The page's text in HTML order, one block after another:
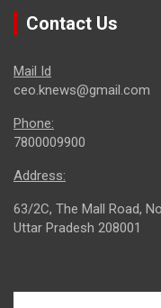
Contact Us
Mail Id
ceo.knews@gmail.com
Phone:
7800009900
Address:
63/2C, The Mall Road,
Uttar Pradesh 208001